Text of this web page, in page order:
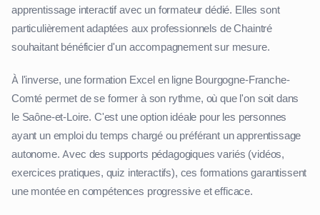
apprentissage interactif avec un formateur dédié. Elles sont
particulièrement adaptées aux professionnels de Chaintré
souhaitant bénéficier d'un accompagnement sur mesure.
À l'inverse, une formation Excel en ligne Bourgogne-Franche-
Comté permet de se former à son rythme, où que l'on soit dans
le Saône-et-Loire. C'est une option idéale pour les personnes
ayant un emploi du temps chargé ou préférant un apprentissage
autonome. Avec des supports pédagogiques variés (vidéos,
exercices pratiques, quiz interactifs), ces formations garantissent
une montée en compétences progressive et efficace.